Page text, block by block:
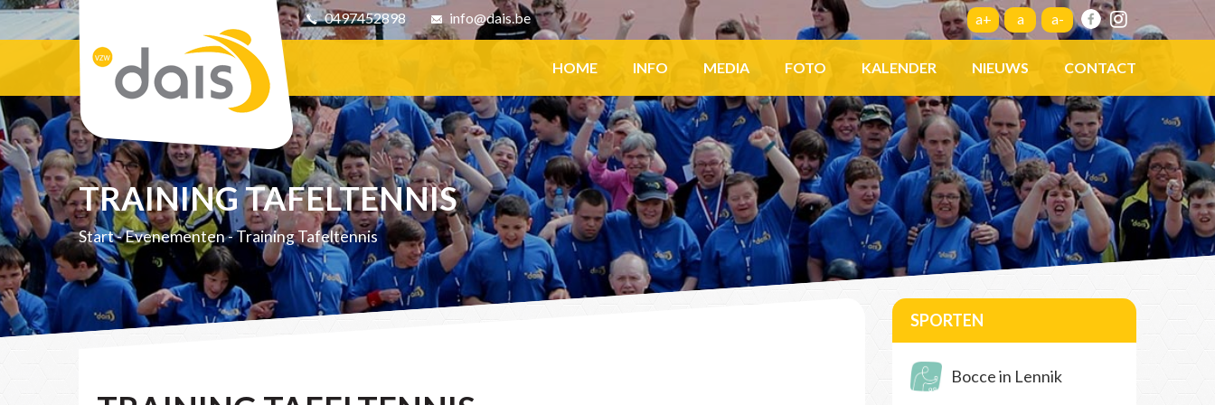
0497452898 info@dais.be Facebook a+ a a-
HOME INFO MEDIA FOTO KALENDER NIEUWS CONTACT
TRAINING TAFELTENNIS
Start-Evenementen-Training Tafeltennis
SPORTEN
Bocce in Lennik